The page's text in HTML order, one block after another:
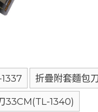
折疊附套麵包
33CM(TL-1340)